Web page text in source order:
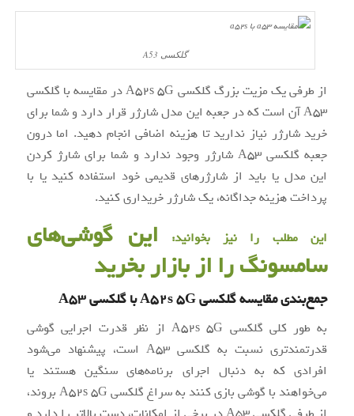
گلکسی A53
از طرفی یک مزیت بزرگ گلکسی A52s 5G در مقایسه با گلکسی
A53 آن است که در جعبه این مدل شارژر قرار دارد و شما برای
خرید شارژر نیاز ندارید تا هزینه اضافی انجام دهید. اما درون
جعبه گلکسی A53 شارژر وجود ندارد و شما برای شارژ کردن
این مدل یا باید از شارژرهای قدیمی خود استفاده کنید یا با
پرداخت هزینه جداگانه، یک شارژر خریداری کنید.
این مطلب را نیز بخوانید: این گوشی‌های
سامسونگ را از بازار بخرید
جمع‌بندی مقایسه گلکسی A52s 5G با گلکسی A53
به طور کلی گلکسی A52s 5G از نظر قدرت اجرایی گوشی
قدرتمندتری نسبت به گلکسی A53 است، پیشنهاد می‌شود
افرادی که به دنبال اجرای برنامه‌های سنگین هستند یا
می‌خواهند با گوشی بازی کنند به سراغ گلکسی A52s 5G بروند،